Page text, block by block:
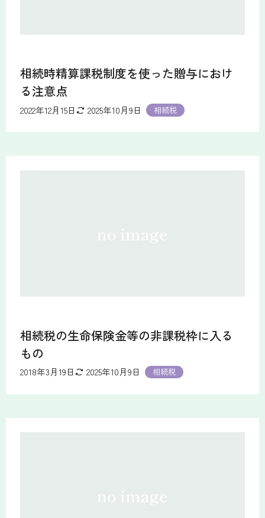
相続時精算課税制度を使った贈与におけ
る注意点
2022年12月15日 2025年10月9日 相続税
相続税の生命保険金等の非課税枠に入る
もの
2018年3月19日 2025年10月9日 相続税